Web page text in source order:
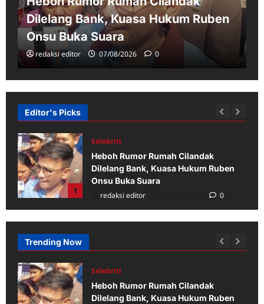
Editor's Picks
1
Selebriti
Heboh Rumor Rumah Cilandak
Dilelang Bank, Kuasa Hukum Ruben
Onsu Buka Suara
redaksi editor
0
Dilelang Bank, Kuasa Hukum Ruben
Onsu Buka Suara
redaksi editor 07/08/2026 0
Trending Now
Selebriti
Mediasi Hak Asuh Anak Ruben Onsu
dan Sarwendah Ditunda, Ini